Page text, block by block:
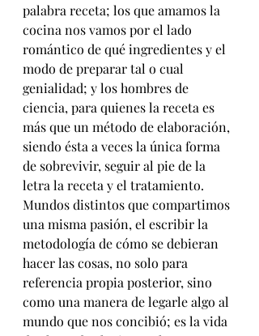
palabra receta; los que amamos la
cocina nos vamos por el lado
romántico de qué ingredientes y el
modo de preparar tal o cual
genialidad; y los hombres de
ciencia, para quienes la receta es
más que un método de elaboración,
siendo ésta a veces la única forma
de sobrevivir, seguir al pie de la
letra la receta y el tratamiento.
Mundos distintos que compartimos
una misma pasión, el escribir la
metodología de cómo se debieran
hacer las cosas, no solo para
referencia propia posterior, sino
como una manera de legarle algo al
mundo que nos concibió; es la vida